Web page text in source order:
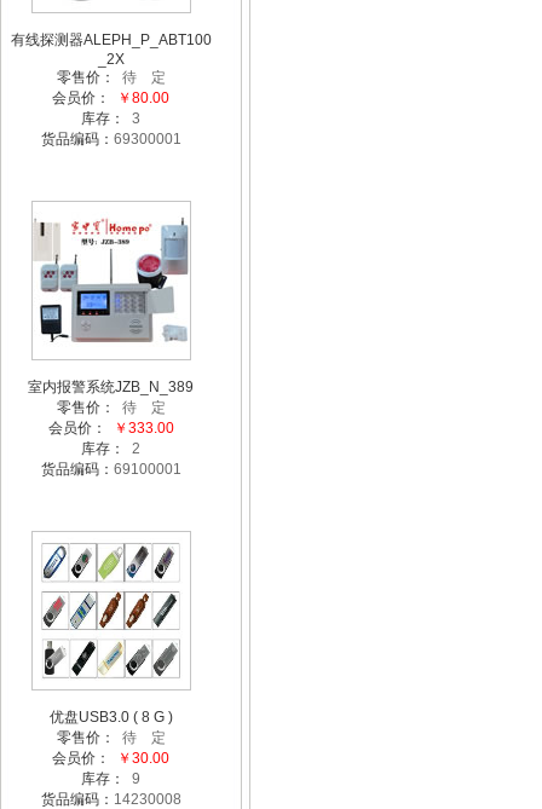
有线探测器ALEPH_P_ABT100
_2X
零售价： 待 定
会员价：
￥80.00
库存：3
货品编码： 69300001
室内报警系统JZB_N_389
零售价： 待 定
会员价：
￥333.00
库存：2
货品编码： 69100001
优盘USB3.0 ( 8 G )
零售价： 待 定
会员价：
￥30.00
库存：9
货品编码： 14230008